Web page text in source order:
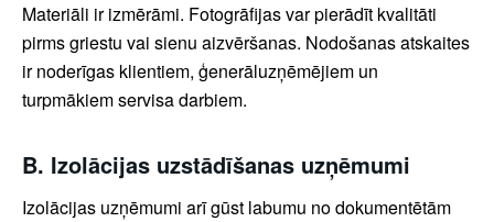
Materiāli ir izmērāmi. Fotogrāfijas var pierādīt kvalitāti
pirms griestu vai sienu aizvēršanas. Nodošanas atskaites
ir noderīgas klientiem, ģenerāluzņēmējiem un
turpmākiem servisa darbiem.
B. Izolācijas uzstādīšanas uzņēmumi
Izolācijas uzņēmumi arī gūst labumu no dokumentētām